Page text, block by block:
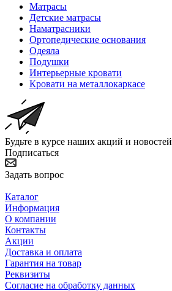
Матрасы
Детские матрасы
Наматрасники
Ортопедические основания
Одеяла
Подушки
Интерьерные кровати
Кровати на металлокаркасе
Будьте в курсе наших акций и новостей
Подписаться
Задать вопрос
Каталог
Информация
О компании
Контакты
Акции
Доставка и оплата
Гарантия на товар
Реквизиты
Согласие на обработку данных